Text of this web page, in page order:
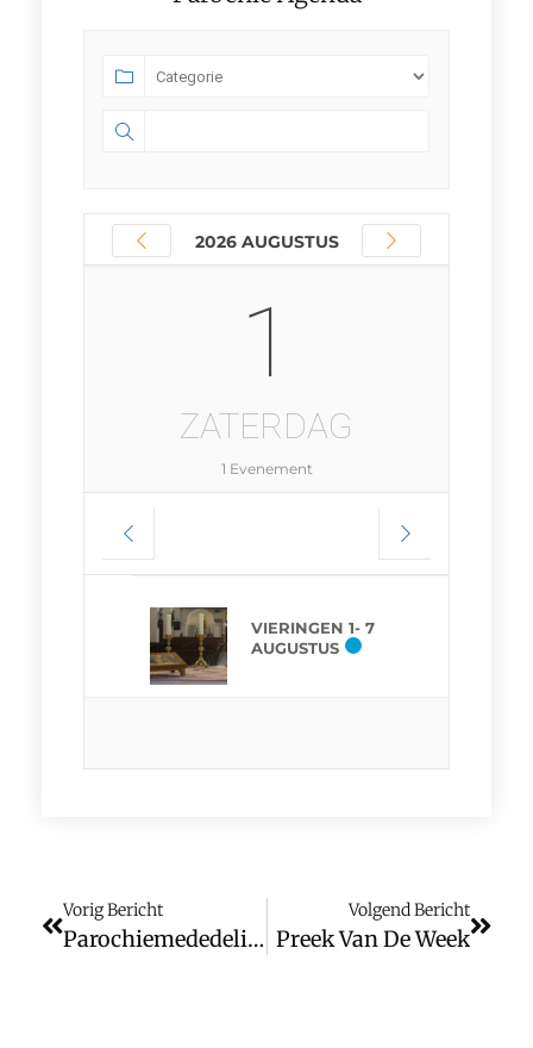
2026 AUGUSTUS
1
ZATERDAG
1 Evenement
VIERINGEN 1- 7
AUGUSTUS
Vorig Bericht
Parochiemededelingen (wk. 26)
Volgend Bericht
Preek Van De Week